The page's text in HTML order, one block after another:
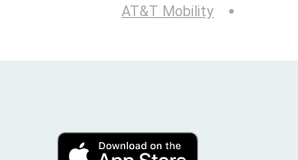
AT&T Mobility